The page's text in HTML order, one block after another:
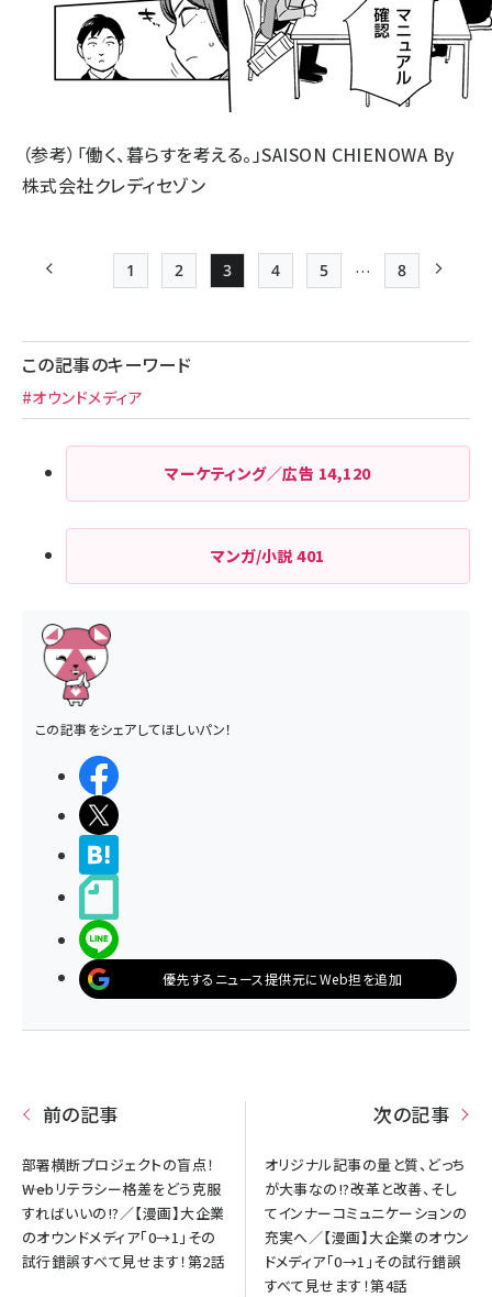
（参考）「働く、暮らすを考える。」SAISON CHIENOWA By
株式会社クレディセゾン
り
前ページ Page
1
Page
2
Page
3
Page
4
Page
5 …
最終ページ
8
この記事のキーワード
#オウンドメディア
マーケティング／広告 14,120
マンガ/小説401
この記事をシェアしてほしいパン！
優先するニュース提供元にWeb担を追加
前の記事
部署横断プロジェクトの盲点！
――Webリテラシー格差をどう克服
すればいいの!?／【漫画】大企業
のオウンドメディア「0→1」その
試行錯誤すべて見せます！第2話
次の記事
オリジナル記事の量と質、どっち
が大事なの!?――改革と改善、そし
てインナーコミュニケーションの
充実へ／【漫画】大企業のオウン
ドメディア「0→1」その試行錯誤
すべて見せます！第4話